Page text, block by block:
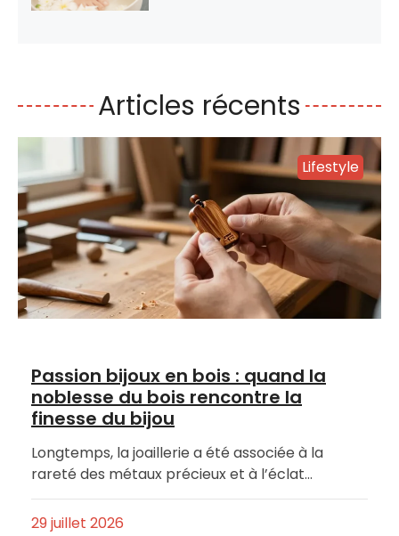
Articles récents
Lifestyle
Passion bijoux en bois : quand la
noblesse du bois rencontre la
finesse du bijou
Longtemps, la joaillerie a été associée à la
rareté des métaux précieux et à l’éclat…
29 juillet 2026